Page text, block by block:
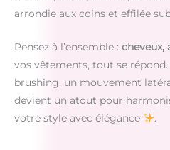
arrondie aux coins et effilée
Pensez à l’ensemble : cheveux,
vos vêtements, tout se
brushing, un mouvement
devient un atout pour
votre style avec élégance
.